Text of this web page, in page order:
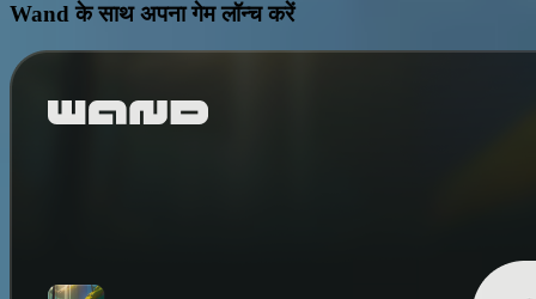
Wand के साथ अपना गेम लॉन्च करें